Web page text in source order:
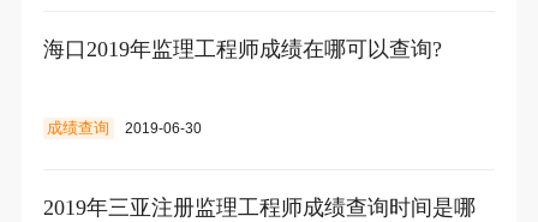
海口2019年监理工程师成绩在哪可以查询?
成绩查询 2019-06-30
2019年三亚注册监理工程师成绩查询时间是哪